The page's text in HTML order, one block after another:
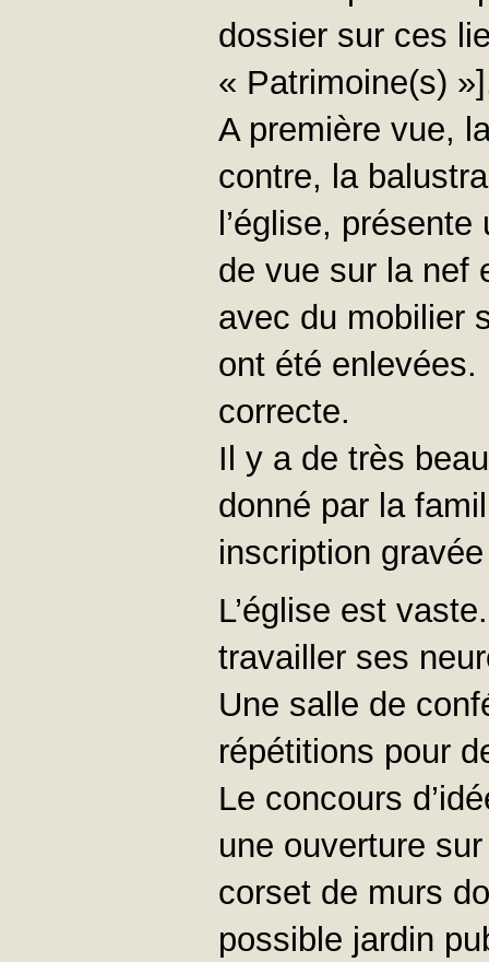
dossier sur ces
« Patrimoine(s)
A première vue,
contre, la
l’église,
de vue sur la nef
avec du mobilier
ont été enlevées.
correcte.
Il y a de très
donné par la
inscription
L’église est
travailler ses
Une salle de
répétitions pour
Le concours
une ouverture
corset de murs
possible jardin